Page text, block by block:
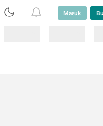
Masuk